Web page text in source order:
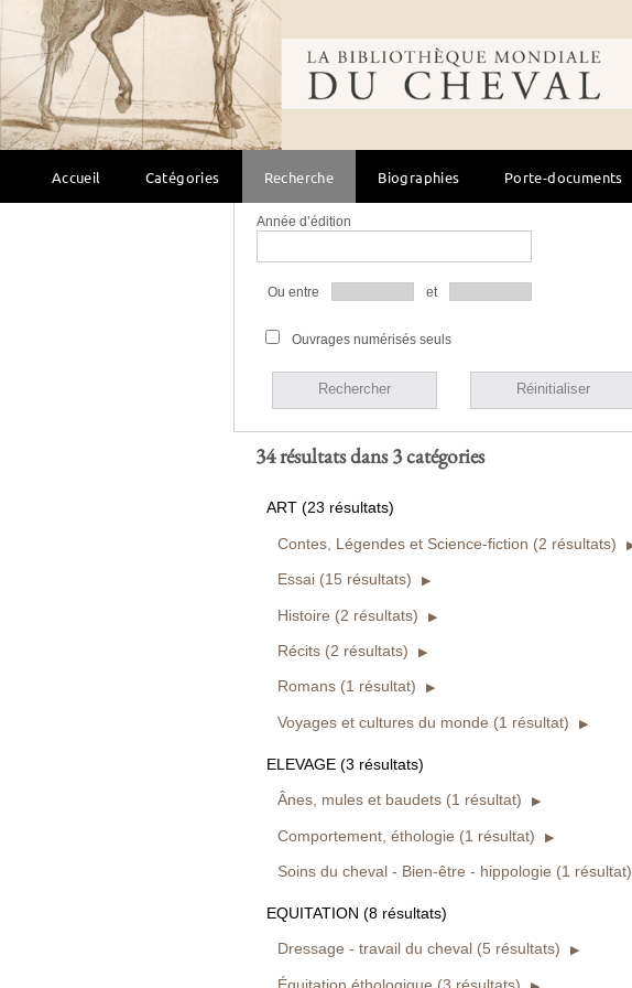
Bibliothèque mondiale du
Accueil Catégories Recherche Biographies Porte-documents
Langue
Bibliothèque
Source
Année d’édition
Ou entre et
Ouvrages numérisés seuls
Rechercher Réinitialiser
34 résultats dans 3 catégories
ART (23 résultats)
Contes, Légendes et Science-fiction (2 résultats)
Essai (15 résultats)
Histoire (2 résultats)
Récits (2 résultats)
Romans (1 résultat)
Voyages et cultures du monde (1 résultat)
ELEVAGE (3 résultats)
Ânes, mules et baudets (1 résultat)
Comportement, éthologie (1 résultat)
Soins du cheval - Bien-être - hippologie (1 résultat)
EQUITATION (8 résultats)
Dressage - travail du cheval (5 résultats)
Équitation éthologique (3 résultats)